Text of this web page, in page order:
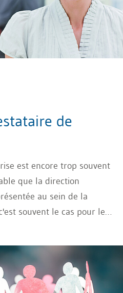
de
est encore trop souvent
que la direction
au sein de la
souvent le cas pour les
contribuer
de l'entreprise, à condition
nécessaires
être créées.